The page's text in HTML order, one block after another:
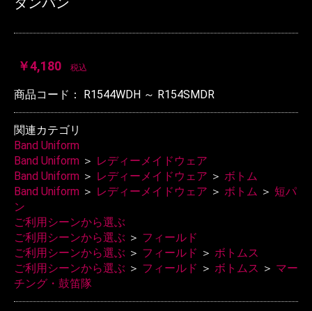
￥4,180 税込
商品コード： R1544WDH ～ R154SMDR
関連カテゴリ
Band Uniform
Band Uniform ＞ レディーメイドウェア
Band Uniform ＞ レディーメイドウェア ＞ ボトム
Band Uniform ＞ レディーメイドウェア ＞ ボトム ＞ 短パ
ン
ご利用シーンから選ぶ
ご利用シーンから選ぶ ＞ フィールド
ご利用シーンから選ぶ ＞ フィールド ＞ ボトムス
ご利用シーンから選ぶ ＞ フィールド ＞ ボトムス ＞ マー
チング・鼓笛隊